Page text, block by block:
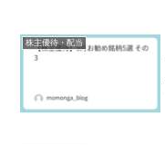
株主優待・配当